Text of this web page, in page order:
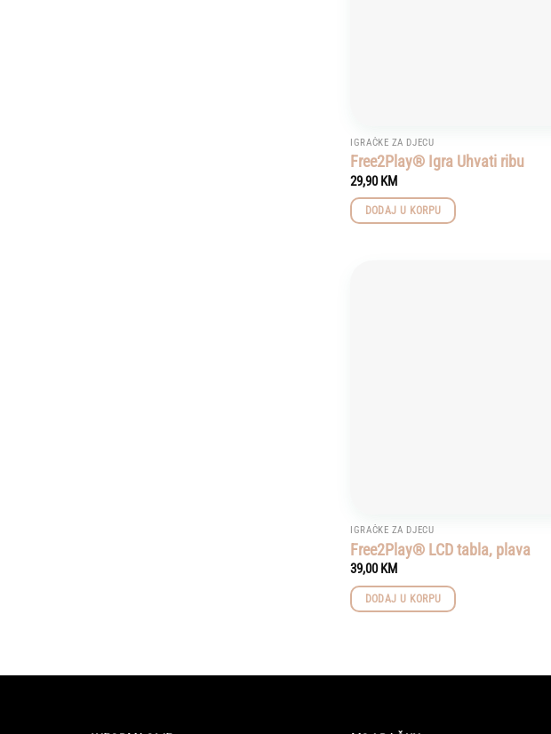
IGRAČKE ZA DJECU
Free2Play® Igra Uhvati ribu
29,90KM
DODAJ U KORPU
IGRAČKE ZA DJECU
Free2Play® LCD tabla, plava
39,00KM
DODAJ U KORPU